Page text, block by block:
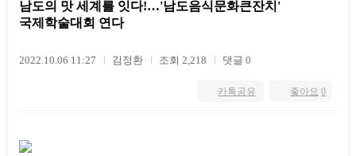
남도의 맛 세계를 잇다!…'남도음식문화큰잔치'
국제학술대회 연다
2022.10.06 11:27 김정환 조회 2,218 댓글 0
좋아요 0
카톡공유